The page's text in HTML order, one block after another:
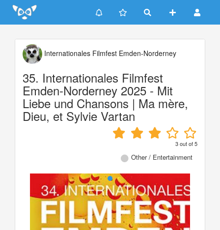
Update cookies preferences
Internationales Filmfest Emden-Norderney
35. Internationales Filmfest
Emden-Norderney 2025 - Mit
Liebe und Chansons | Ma mère,
Dieu, et Sylvie Vartan
3out of5
Other / Entertainment